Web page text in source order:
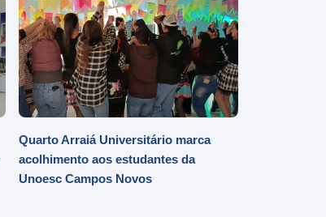
Quarto Arraiá Universitário marca
acolhimento aos estudantes da
Unoesc Campos Novos